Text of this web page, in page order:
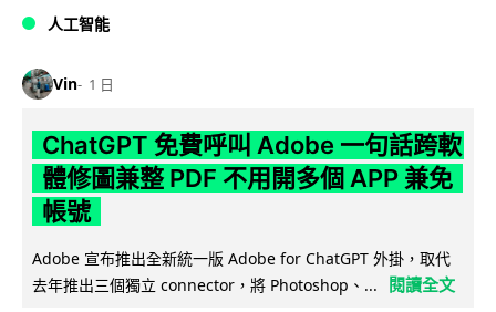
人工智能
Vin 1 日
ChatGPT 免費呼叫 Adobe 一句話跨軟
體修圖兼整 PDF 不用開多個 APP 兼免
帳號
Adobe 宣布推出全新統一版 Adobe for ChatGPT 外掛，取代
去年推出三個獨立 connector，將 Photoshop、...
閱讀全文